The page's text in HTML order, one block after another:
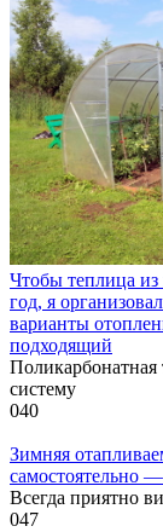
Чтобы теплица
год, я
варианты
подходящий
систему
040
Зимняя
самостоятельно
Всегда приятно
047